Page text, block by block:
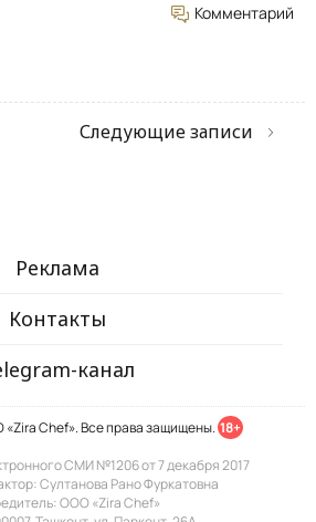
Комментарий
Следующие записи
Реклама
Контакты
канал
Chef». Все права защищены. 18+
СМИ №1206 от 7 декабря 2017
Султанова Рано Фуркатовна
ООО «Zira Chef»